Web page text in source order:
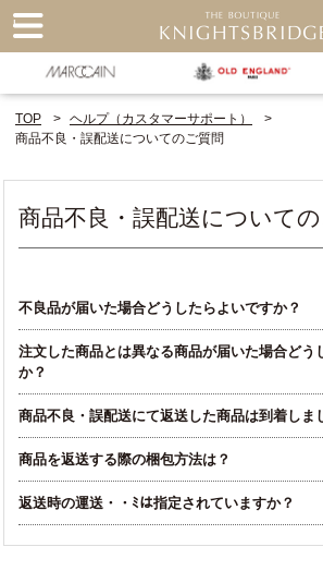
TOP
ヘルプ（カスタマーサポート）
商品不良・誤配送についてのご質問
商品不良・誤配送について
不良品が届いた場合どうしたらよいですか？
注文した商品とは異なる商品が届いた場合どう
か？
商品不良・誤配送にて返送した商品は到着しま
商品を返送する際の梱包方法は？
返送時の運送・・ﾐは指定されていますか？